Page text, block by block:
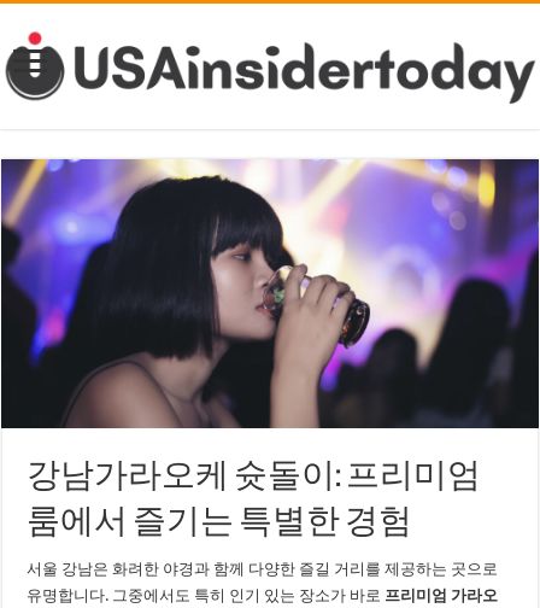
강남가라오케 슛돌이: 프리미엄
룸에서 즐기는 특별한 경험
서울 강남은 화려한 야경과 함께 다양한 즐길 거리를 제공하는 곳으로
유명합니다. 그중에서도 특히 인기 있는 장소가 바로 프리미엄 가라오